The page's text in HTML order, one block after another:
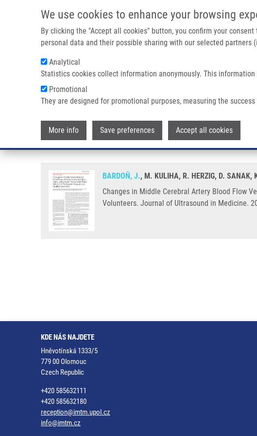
We use cookies to enhance your browsing
By clicking the "Accept all cookies" button, you confirm your
personal data and their possible sharing with our selected partners
Analytical
Statistics cookies collect information anonymously. This
Promotional
They are designed for promotional purposes, measuring the
More info Save preferences Accept all cookies
Drobečková navigace
Domů Changes In Middle Cerebral Artery Blood Flow Velocity During
Changes in Middle Cerebral Artery
Probe With a 2-MHz Doppler
BARDOŇ, J., M. KULIHA, R. HERZIG, D. SANAK,
Changes in Middle Cerebral Artery Blood Flow
Volunteers. Journal of Ultrasound in Medicine.
KDE NÁS NAJDETE
Hněvotínská 1333/5
779 00 Olomouc
Czech Republic
+420 585632111
+420 585632180
reception@imtm.upol.cz
info@imtm.cz